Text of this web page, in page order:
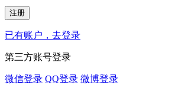
已有账户，去登录
第三方账号登录
微信登录 QQ登录 微博登录